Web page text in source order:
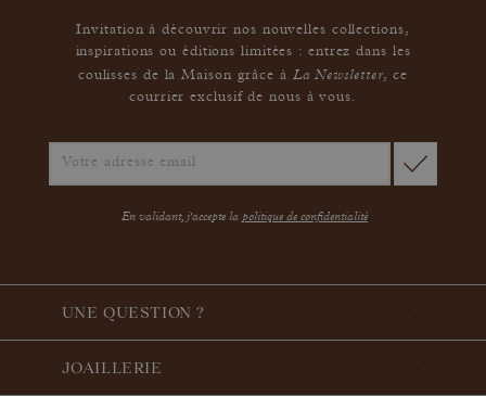
Invitation à découvrir nos nouvelles collections,
inspirations ou éditions limitées : entrez dans les
coulisses de la Maison grâce à La Newsletter,ce
courrier exclusif de nous à vous.
En validant, j'accepte la politique de confidentialité
UNE QUESTION ?
JOAILLERIE